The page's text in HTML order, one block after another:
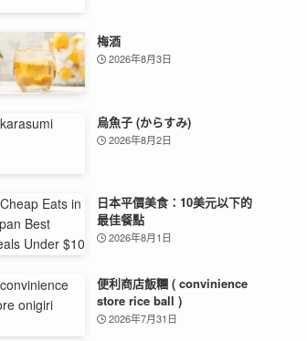
梅酒
2026年8月3日
烏魚子 (からすみ)
2026年8月2日
日本平價美食：10美元以下的
最佳餐點
2026年8月1日
便利商店飯糰 ( convinience
store rice ball )
2026年7月31日